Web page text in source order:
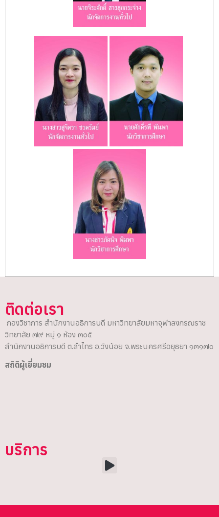
ติดต่อเรา
กองวิชาการ สำนักงานอธิการบดี มหาวิทยาลัยมหาจุฬาลงกรณราช
วิทยาลัย ๗๙ หมู่ ๑ ห้อง ๓๐๕
สำนักงานอธิการบดี ต.ลำไทร อ.วังน้อย จ.พระนครศรีอยุธยา ๑๓๑๗๐
สถิติผู้เยี่ยมชม
บริการ